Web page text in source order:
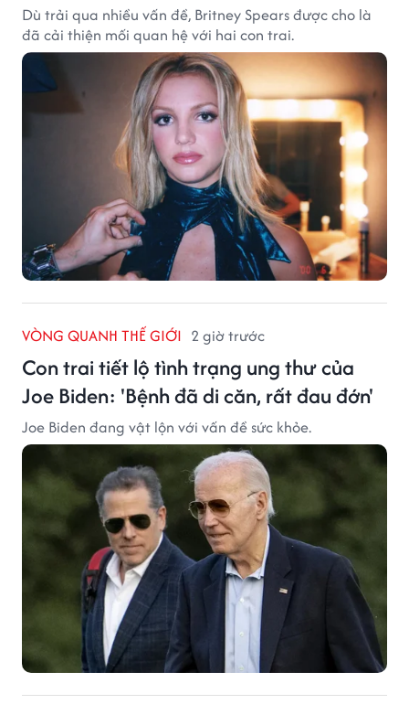
Dù trải qua nhiều vấn đề, Britney Spears được cho là
đã cải thiện mối quan hệ với hai con trai.
VÒNG QUANH THẾ GIỚI 2 giờ trước
Con trai tiết lộ tình trạng ung thư của
Joe Biden: 'Bệnh đã di căn, rất đau đớn'
Joe Biden đang vật lộn với vấn đề sức khỏe.